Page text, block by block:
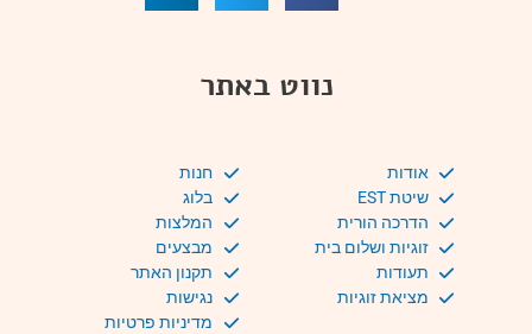
נווט באתר
אודות
שיטת EST
הדרכה הורית
זוגיות ושלום בית
תעודות
מציאת זוגיות
חנות
בלוג
המלצות
מבצעים
תקנון האתר
נגישות
מדיניות פרטיות